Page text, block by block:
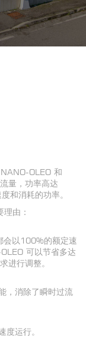
OLEO 和
量，功率高达
和消耗的功率。
由：
会以100%的额定速
可以节省多达
进行调整。
，消除了瞬时过流
运行。